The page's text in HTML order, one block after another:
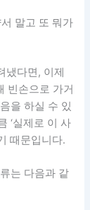
말고 또 뭐가
냈다면, 이제
빈손으로 가거
을 하실 수 있
‘실제로 이 사
때문입니다.
는 다음과 같